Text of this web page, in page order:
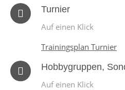
Turnier
Auf einen Klick
Trainingsplan Turnier
Hobbygruppen,
Auf einen Klick